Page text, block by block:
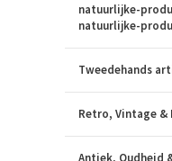
natuurlijke-
natuurlijke-
Tweedehands
Retro, Vintage &
Antiek, Oudheid